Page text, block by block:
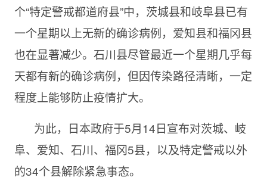
个“特定警戒都道府县”中，茨城县和岐阜县已有
一个星期以上无新的确诊病例，爱知县和福冈县
也在显著减少。石川县尽管最近一个星期几乎每
天都有新的确诊病例，但因传染路径清晰，一定
程度上能够防止疫情扩大。
为此，日本政府于5月14日宣布对茨城、岐
阜、爱知、石川、福冈5县，以及特定警戒以外
的34个县解除紧急事态。